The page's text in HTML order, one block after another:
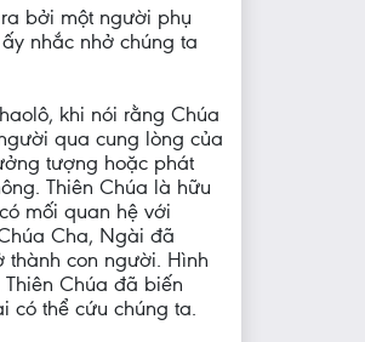
bởi một người phụ
nhắc nhở chúng ta
khi nói rằng Chúa
qua cung lòng của
tượng hoặc phát
Thiên Chúa là hữu
mối quan hệ với
Cha, Ngài đã
thành con người. Hình
Chúa đã biến
thể cứu chúng ta.